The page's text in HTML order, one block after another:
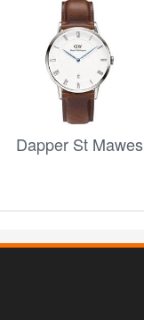
Dapper St Mawes